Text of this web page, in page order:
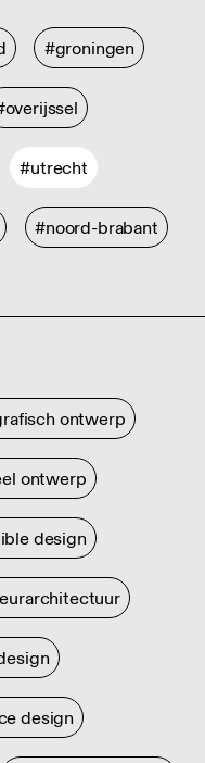
#groningen
#utrecht
#noord-brabant
ontwerp
ontwerp
design
design